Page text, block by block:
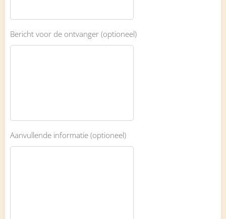
Bericht voor de ontvanger (optioneel)
Aanvullende informatie (optioneel)